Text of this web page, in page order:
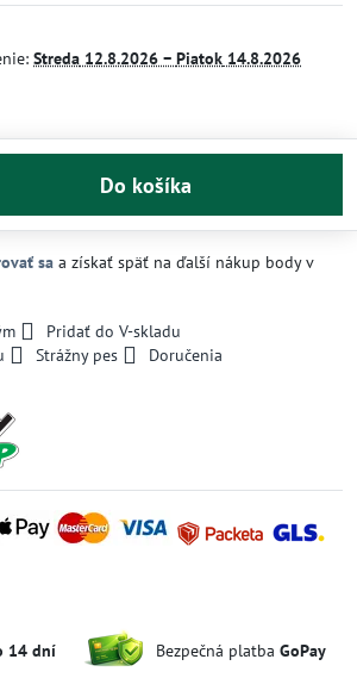
Streda 12.8.2026 − Piatok 14.8.2026
Do košíka
sa a získať späť na ďalší nákup body v
Pridať do V-skladu
Strážny pes
Doručenia
14 dní Bezpečná platba GoPay